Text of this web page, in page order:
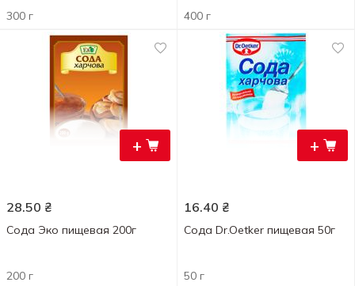
300 г 400 г
+
28.50 ₴
Сода Эко пищевая 200г
200 г
+
16.40 ₴
Сода Dr.Oetker пищевая 50г
50 г